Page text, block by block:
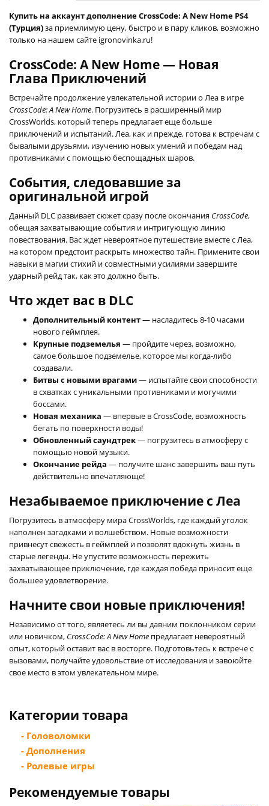
Купить на аккаунт дополнение CrossCode: A New Home PS4
(Турция)за приемлимую цену, быстро и в пару кликов, возможно
только на нашем сайте igronovinka.ru!
CrossCode: A New Home — Новая
Глава Приключений
Встречайте продолжение увлекательной истории о Леа в игре
CrossCode: A New Home. Погрузитесь в расширенный мир
CrossWorlds, который теперь предлагает еще больше
приключений и испытаний. Леа, как и прежде, готова к встречам с
бывалыми друзьями, изучению новых умений и победам над
противниками с помощью беспощадных шаров.
События, следовавшие за
оригинальной игрой
Данный DLC развивает сюжет сразу после окончания CrossCode,
обещая захватывающие события и интригующую линию
повествования. Вас ждет невероятное путешествие вместе с Леа,
на котором предстоит раскрыть множество тайн. Примените свои
навыки в магии стихий и совместными усилиями завершите
ударный рейд так, как это должно быть.
Что ждет вас в DLC
Дополнительный контент— насладитесь 8-10 часами
нового геймплея.
Крупные подземелья — пройдите через, возможно,
самое большое подземелье, которое мы когда-либо
создавали.
Битвы с новыми врагами— испытайте свои способности
в схватках с уникальными противниками и могучими
боссами.
Новая механика — впервые в CrossCode, возможность
бегать по поверхности воды!
Обновленный саундтрек— погрузитесь в атмосферу с
помощью новой музыки.
Окончание рейда — получите шанс завершить ваш путь
действительно впечатляюще!
Незабываемое приключение с Леа
Погрузитесь в атмосферу мира CrossWorlds, где каждый уголок
наполнен загадками и волшебством. Новые возможности
привнесут свежесть в геймплей и позволят вдохнуть жизнь в
старые легенды. Не упустите возможность пережить
захватывающее приключение, где каждая победа приносит еще
большее удовлетворение.
Начните свои новые приключения!
Независимо от того, являетесь ли вы давним поклонником серии
или новичком, CrossCode: A New Home предлагает невероятный
опыт, который оставит вас в восторге. Подготовьтесь к встрече с
вызовами, получайте удовольствие от исследования и завоюйте
свое место в этом увлекательном мире.
Категории товара
- Головоломки
- Дополнения
- Ролевые игры
Рекомендуемые товары